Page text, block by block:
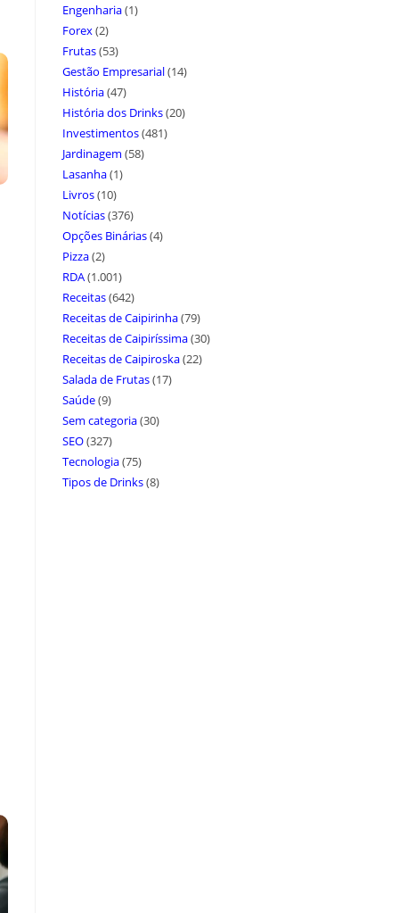
Engenharia(1)
Forex(2)
Frutas(53)
Gestão Empresarial(14)
História(47)
História dos Drinks(20)
Investimentos(481)
Jardinagem (58)
Lasanha(1)
Livros(10)
Notícias(376)
Opções Binárias(4)
Pizza(2)
RDA(1.001)
Receitas(642)
Receitas de Caipirinha(79)
Receitas de Caipiríssima(30)
Receitas de Caipiroska(22)
Salada de Frutas(17)
Saúde(9)
Sem categoria(30)
SEO(327)
Tecnologia(75)
Tipos de Drinks(8)